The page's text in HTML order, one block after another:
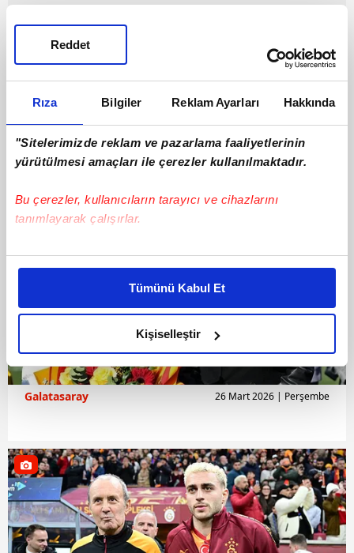
Rıza Bilgiler Reklam Ayarları Hakkında
"Sitelerimizde reklam ve pazarlama faaliyetlerinin
yürütülmesi amaçları ile çerezler kullanılmaktadır.
Bu çerezler, kullanıcıların tarayıcı ve cihazlarını
tanımlayarak çalışırlar.
Bu çerezlere izin vermeniz halinde sizlere özel
daha iyi reklam deneyimi yaşatabiliriz. Bunu yaparken
amacımızın size daha iyi bir reklam deneyimi sunmak
olduğunu ve sizlere en iyi içerikleri sunabilmek adına
elimizden gelen çabayı gösterdiğimizi ve bu noktada,
reklamların maliyetlerimizi karşılamak noktasında tek gelir
kalemimiz olduğunu sizlere hatırlatmak isteriz.
takdirde, kullanıcılara hedefli reklamlar
gösterilmeyecektir."
Sizlere daha iyi bir hizmet sunabilmek için İnternet
Sitemizde kendimize ve üçüncü kişilere ait çerezler
kullanılmaktadır. Bu çerezler vasıtasıyla çeşitli kişisel
Tümünü Kabul Et
Kişiselleştir
Reddet
Galatasaray 26 Mart 2026 | Perşembe